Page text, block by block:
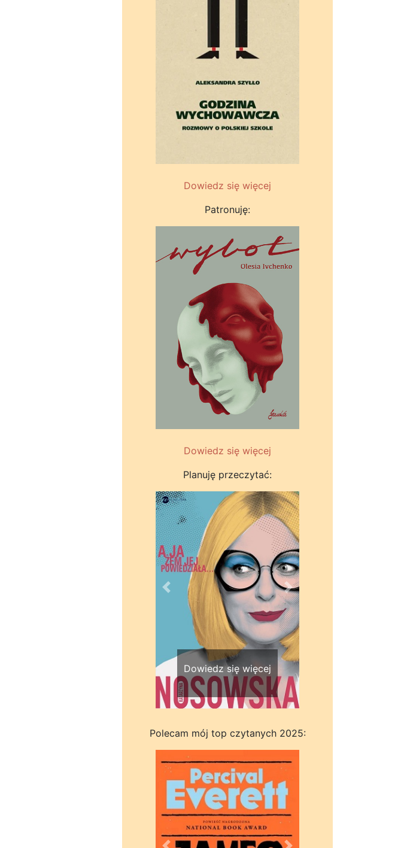
Dowiedz się więcej
Patronuję:
Dowiedz się więcej
Planuję przeczytać:
Dowiedz się więcej
Wstecz Dalej
Polecam mój top czytanych 2025: